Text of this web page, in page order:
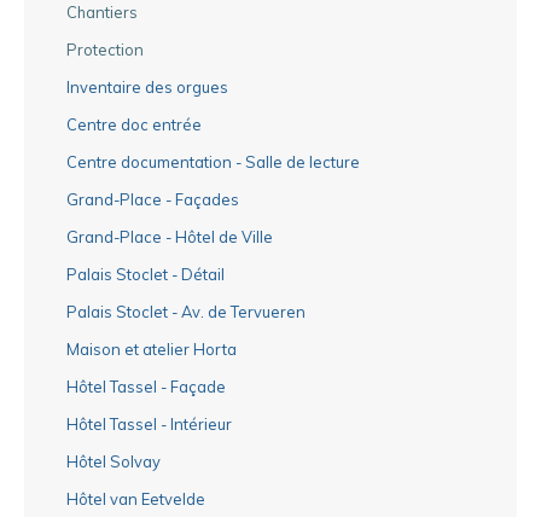
Chantiers
Protection
Inventaire des orgues
Centre doc entrée
Centre documentation - Salle de lecture
Grand-Place - Façades
Grand-Place - Hôtel de Ville
Palais Stoclet - Détail
Palais Stoclet - Av. de Tervueren
Maison et atelier Horta
Hôtel Tassel - Façade
Hôtel Tassel - Intérieur
Hôtel Solvay
Hôtel van Eetvelde